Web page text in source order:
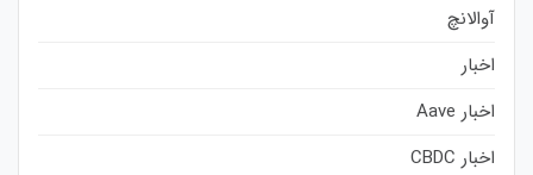
آوالانچ
اخبار
اخبار Aave
اخبار CBDC